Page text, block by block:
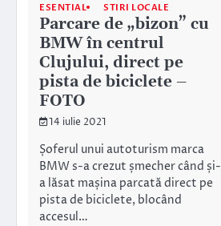
ESENTIAL STIRI LOCALE
Parcare de „bizon” cu
BMW în centrul
Clujului, direct pe
pista de biciclete –
FOTO
14 iulie 2021
Șoferul unui autoturism marca
BMW s-a crezut șmecher când și-
a lăsat mașina parcată direct pe
pista de biciclete, blocând
accesul…